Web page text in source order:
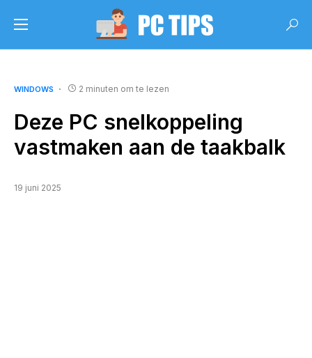
WINDOWS 2 minuten om te lezen
Deze PC snelkoppeling
vastmaken aan de taakbalk
19 juni 2025